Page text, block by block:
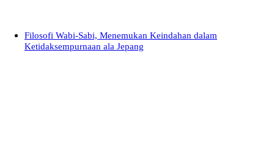
Filosofi Wabi-Sabi, Menemukan Keindahan dalam
Ketidaksempurnaan ala Jepang